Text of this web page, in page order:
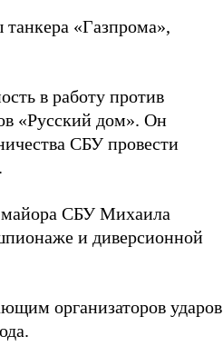
«Газпрома»,
в работу против
«Русский дом». Он
СБУ провести
майора СБУ Михаила
и диверсионной
организаторов ударов